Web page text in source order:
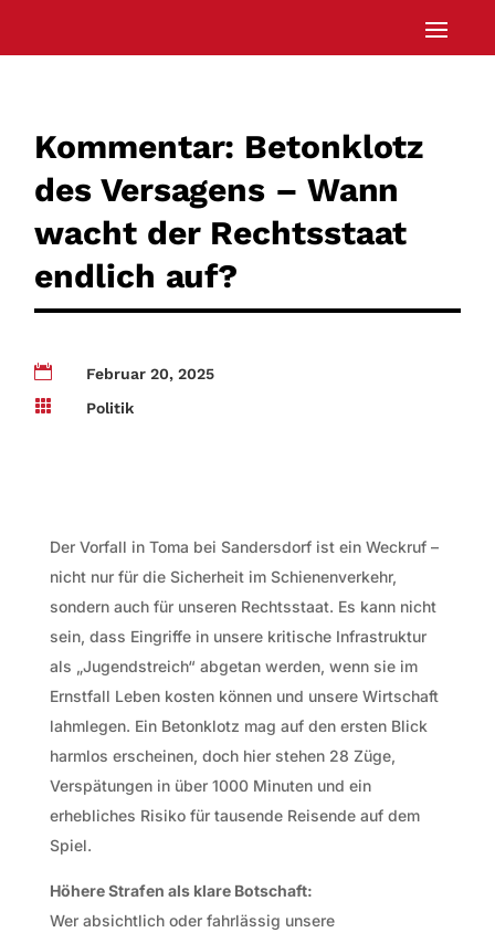
Kommentar: Betonklotz
des Versagens – Wann
wacht der Rechtsstaat
endlich auf?

Februar 20, 2025

Politik
Der Vorfall in Toma bei Sandersdorf ist ein Weckruf –
nicht nur für die Sicherheit im Schienenverkehr,
sondern auch für unseren Rechtsstaat. Es kann nicht
sein, dass Eingriffe in unsere kritische Infrastruktur
als „Jugendstreich“ abgetan werden, wenn sie im
Ernstfall Leben kosten können und unsere Wirtschaft
lahmlegen. Ein Betonklotz mag auf den ersten Blick
harmlos erscheinen, doch hier stehen 28 Züge,
Verspätungen in über 1000 Minuten und ein
erhebliches Risiko für tausende Reisende auf dem
Spiel.
Höhere Strafen als klare Botschaft:
Wer absichtlich oder fahrlässig unsere